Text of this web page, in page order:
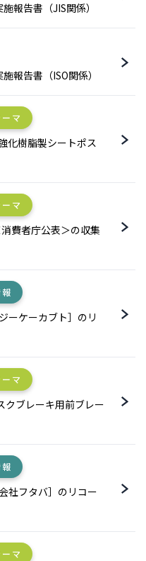
報告書（JIS関係）
報告書（ISO関係）
マ
化樹脂製シートポス
マ
費者庁公表＞の収集
ーケーカブト］のリ
マ
クブレーキ用前ブレー
社フタバ］のリコー
マ